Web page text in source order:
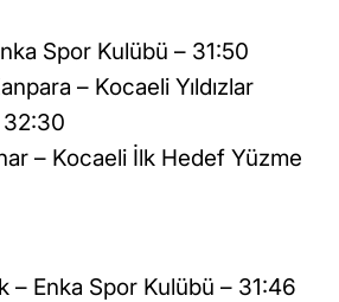
Spor Kulübü – 31:50
– Kocaeli Yıldızlar
32:30
– Kocaeli İlk Hedef Yüzme
– Enka Spor Kulübü – 31:46